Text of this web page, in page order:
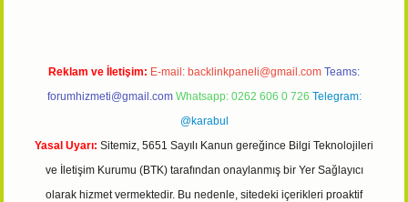
Reklam ve İletişim: E-mail: backlinkpaneli@gmail.com Teams:
forumhizmeti@gmail.com Whatsapp: 0262 606 0 726 Telegram:
@karabul
Yasal Uyarı: Sitemiz, 5651 Sayılı Kanun gereğince Bilgi Teknolojileri
ve İletişim Kurumu (BTK) tarafından onaylanmış bir Yer Sağlayıcı
olarak hizmet vermektedir. Bu nedenle, sitedeki içerikleri proaktif